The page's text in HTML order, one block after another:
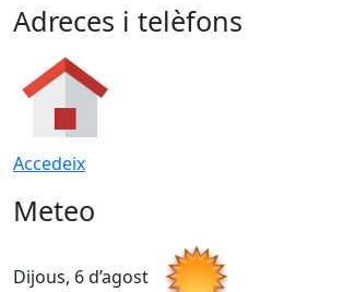
Adreces i telèfons
Accedeix
Meteo
Dijous, 6 d’agost